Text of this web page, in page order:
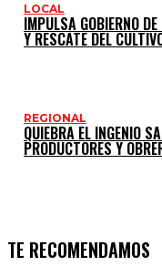
LOCAL
IMPULSA GOBIERNO
Y RESCATE DEL
REGIONAL
QUIEBRA EL INGENIO
PRODUCTORES Y
TE RECOMENDAMOS